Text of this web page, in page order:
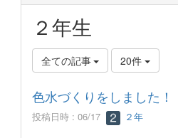
２年生
全ての記事 20件
色水づくりをしました！
投稿日時 : 06/17 ２年